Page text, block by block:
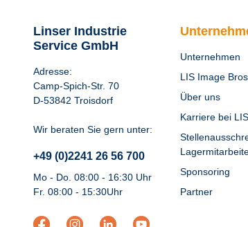
Linser Industrie
Service GmbH
Adresse:
Camp-Spich-Str. 70
D-53842 Troisdorf
Wir beraten Sie gern unter:
+49 (0)2241 26 56 700
Mo - Do. 08:00 - 16:30 Uhr
Fr. 08:00 - 15:30Uhr
Unternehmen
LIS Image
Über uns
Karriere bei LIS
Sponsoring
Partner